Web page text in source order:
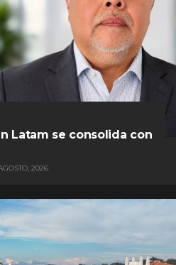
Latam se consolida con
2026